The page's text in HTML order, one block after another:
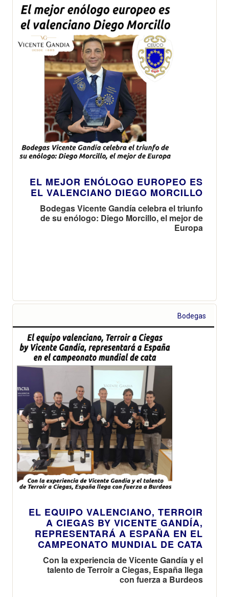
EL MEJOR ENÓLOGO EUROPEO ES
EL VALENCIANO DIEGO MORCILLO
Bodegas Vicente Gandía celebra el triunfo
de su enólogo: Diego Morcillo, el mejor de
Europa
Bodegas
EL EQUIPO VALENCIANO, TERROIR
A CIEGAS BY VICENTE GANDÍA,
REPRESENTARÁ A ESPAÑA EN EL
CAMPEONATO MUNDIAL DE CATA
Con la experiencia de Vicente Gandía y el
talento de Terroir a Ciegas, España llega
con fuerza a Burdeos